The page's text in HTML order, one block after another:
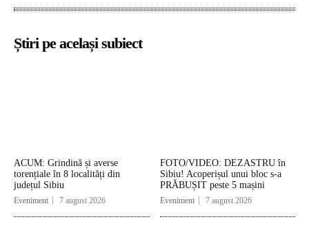
Știri pe același subiect
ACUM: Grindină și averse
torențiale în 8 localități din
județul Sibiu
Eveniment 7 august 2026
FOTO/VIDEO: DEZASTRU în
Sibiu! Acoperișul unui bloc s-a
PRĂBUȘIT peste 5 mașini
Eveniment 7 august 2026